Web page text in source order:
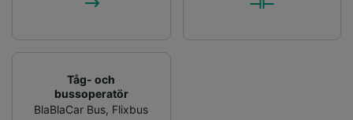
Tåg- och
bussoperatör
BlaBlaCar Bus, Flixbus